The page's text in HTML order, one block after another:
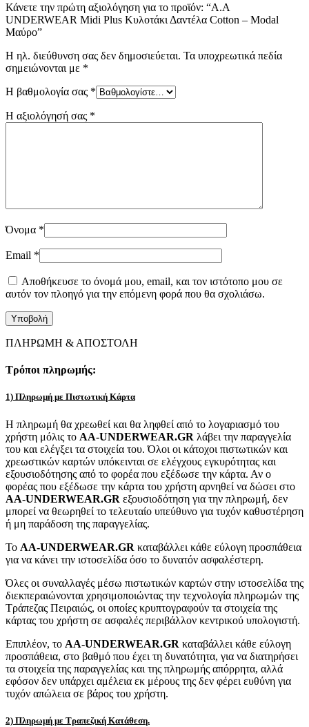
Κάνετε την πρώτη αξιολόγηση για το προϊόν: “Α.A
UNDERWEAR Midi Plus Κυλοτάκι Δαντέλα Cotton – Modal
Μαύρο”
Η ηλ. διεύθυνση σας δεν δημοσιεύεται. Τα υποχρεωτικά πεδία
σημειώνονται με *
Η βαθμολογία σας *
Η αξιολόγησή σας *
Όνομα *
Email *
Αποθήκευσε το όνομά μου, email, και τον ιστότοπο μου σε
αυτόν τον πλοηγό για την επόμενη φορά που θα σχολιάσω.
ΠΛΗΡΩΜΗ & ΑΠΟΣΤΟΛΗ
Τρόποι πληρωμής:
1) Πληρωμή με Πιστωτική Κάρτα
Η πληρωμή θα χρεωθεί και θα ληφθεί από το λογαριασμό του
χρήστη μόλις το AA-UNDERWEAR.GR λάβει την παραγγελία
του και ελέγξει τα στοιχεία του. Όλοι οι κάτοχοι πιστωτικών και
χρεωστικών καρτών υπόκεινται σε ελέγχους εγκυρότητας και
εξουσιοδότησης από το φορέα που εξέδωσε την κάρτα. Αν ο
φορέας που εξέδωσε την κάρτα του χρήστη αρνηθεί να δώσει στο
AA-UNDERWEAR.GR εξουσιοδότηση για την πληρωμή, δεν
μπορεί να θεωρηθεί το τελευταίο υπεύθυνο για τυχόν καθυστέρηση
ή μη παράδοση της παραγγελίας.
Το AA-UNDERWEAR.GR καταβάλλει κάθε εύλογη προσπάθεια
για να κάνει την ιστοσελίδα όσο το δυνατόν ασφαλέστερη.
Όλες οι συναλλαγές μέσω πιστωτικών καρτών στην ιστοσελίδα της
διεκπεραιώνονται χρησιμοποιώντας την τεχνολογία πληρωμών της
Τράπεζας Πειραιώς, οι οποίες κρυπτογραφούν τα στοιχεία της
κάρτας του χρήστη σε ασφαλές περιβάλλον κεντρικού υπολογιστή.
Επιπλέον, το AA-UNDERWEAR.GR καταβάλλει κάθε εύλογη
προσπάθεια, στο βαθμό που έχει τη δυνατότητα, για να διατηρήσει
τα στοιχεία της παραγγελίας και της πληρωμής απόρρητα, αλλά
εφόσον δεν υπάρχει αμέλεια εκ μέρους της δεν φέρει ευθύνη για
τυχόν απώλεια σε βάρος του χρήστη.
2) Πληρωμή με Τραπεζική Κατάθεση.